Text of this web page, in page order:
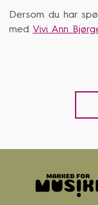
Dersom du har
med Vivi Ann